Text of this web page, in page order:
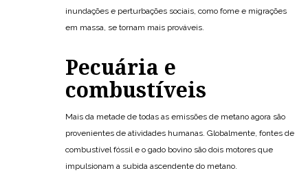
inundações e perturbações sociais, como fome e migrações
em massa, se tornam mais prováveis.
Pecuária e
combustíveis
Mais da metade de todas as emissões de metano agora são
provenientes de atividades humanas. Globalmente, fontes de
combustível fóssil e o gado bovino são dois motores que
impulsionam a subida ascendente do metano.